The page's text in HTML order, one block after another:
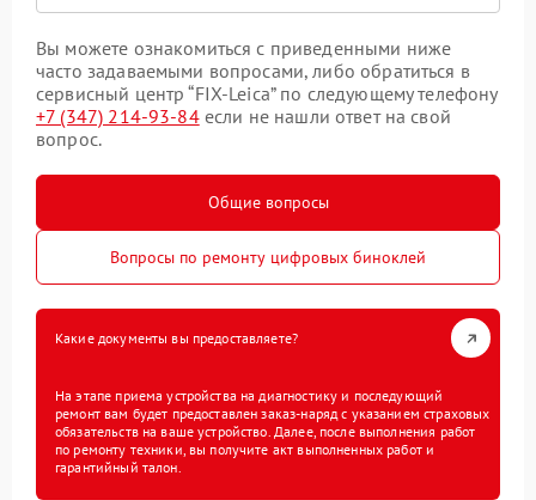
Вы можете ознакомиться с приведенными ниже
часто задаваемыми вопросами, либо обратиться в
сервисный центр “FIX-Leica” по следующему телефону
+7 (347) 214-93-84если не нашли ответ на свой
вопрос.
Общие вопросы
Вопросы по ремонту цифровых биноклей
Какие документы вы предоставляете?
На этапе приема устройства на диагностику и последующий
ремонт вам будет предоставлен заказ-наряд с указанием страховых
обязательств на ваше устройство. Далее, после выполнения работ
по ремонту техники, вы получите акт выполненных работ и
гарантийный талон.